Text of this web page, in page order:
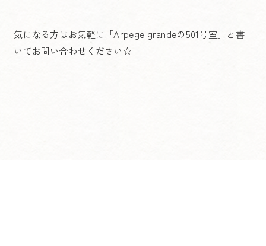
気になる方はお気軽に「Arpege grandeの501号室」と書
いてお問い合わせください☆